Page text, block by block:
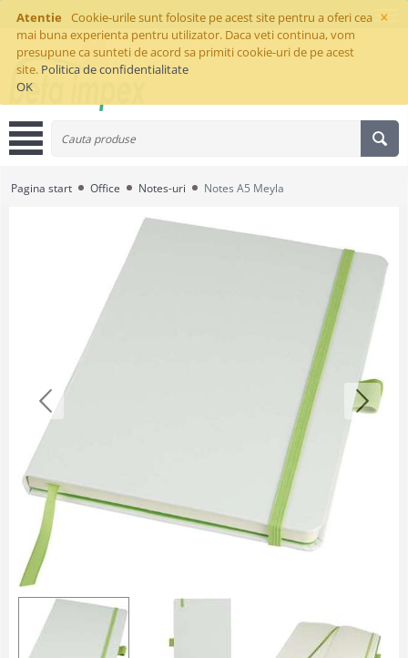
×
Atentie
Cookie-urile sunt folosite pe acest site pentru a oferi cea
mai buna experienta pentru utilizator. Daca veti continua, vom
presupune ca sunteti de acord sa primiti cookie-uri de pe acest
site. Politica de confidentialitate
OK
Pagina start Office Notes-uri Notes A5 Meyla